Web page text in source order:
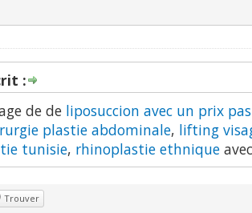
:
de de liposuccion avec un prix
plastie abdominale, lifting
tunisie, rhinoplastie ethnique
Trouver